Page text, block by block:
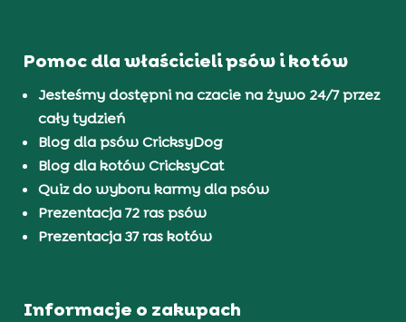
Pomoc dla właścicieli psów i kotów
Jesteśmy dostępni na czacie na żywo 24/7 przez
cały tydzień
Blog dla psów CricksyDog
Blog dla kotów CricksyCat
Quiz do wyboru karmy dla psów
Prezentacja 72 ras psów
Prezentacja 37 ras kotów
Informacje o zakupach